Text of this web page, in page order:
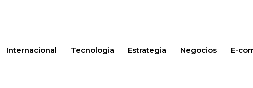
Internacional Tecnologia Estrategia Negocios E-